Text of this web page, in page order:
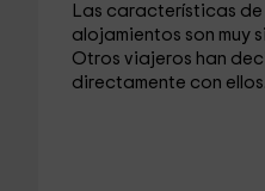
Las características de
alojamientos son muy
Otros viajeros han
directamente con ellos.